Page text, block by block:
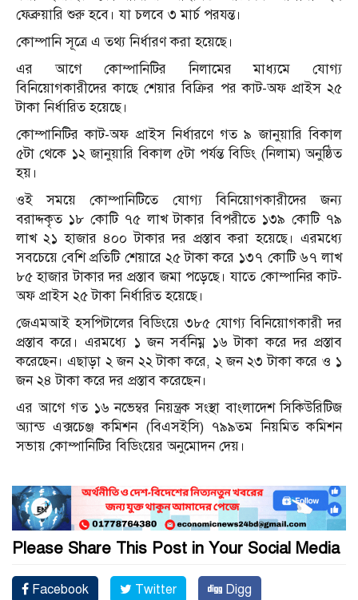
ফেব্রুয়ারি শুরু হবে। যা চলবে ৩ মার্চ পরযন্ত।
কোম্পানি সূত্রে এ তথ্য নির্ধারণ করা হয়েছে।
এর আগে কোম্পানিটির নিলামের মাধ্যমে যোগ্য
বিনিয়োগকারীদের কাছে শেয়ার বিক্রির পর কাট-অফ প্রাইস ২৫
টাকা নির্ধারিত হয়েছে।
কোম্পানিটির কাট-অফ প্রাইস নির্ধারণে গত ৯ জানুয়ারি বিকাল
৫টা থেকে ১২ জানুয়ারি বিকাল ৫টা পর্যন্ত বিডিং (নিলাম) অনুষ্ঠিত
হয়।
ওই সময়ে কোম্পানিটিতে যোগ্য বিনিয়োগকারীদের জন্য
বরাদ্দকৃত ১৮ কোটি ৭৫ লাখ টাকার বিপরীতে ১৩৯ কোটি ৭৯
লাখ ২১ হাজার ৪০০ টাকার দর প্রস্তাব করা হয়েছে। এরমধ্যে
সবচেয়ে বেশি প্রতিটি শেয়ারে ২৫ টাকা করে ১৩৭ কোটি ৬৭ লাখ
৮৫ হাজার টাকার দর প্রস্তাব জমা পড়েছে। যাতে কোম্পানির কাট-
অফ প্রাইস ২৫ টাকা নির্ধারিত হয়েছে।
জেএমআই হসপিটালের বিডিংয়ে ৩৮৫ যোগ্য বিনিয়োগকারী দর
প্রস্তাব করে। এরমধ্যে ১ জন সর্বনিম্ন ১৬ টাকা করে দর প্রস্তাব
করেছেন। এছাড়া ২ জন ২২ টাকা করে, ২ জন ২৩ টাকা করে ও ১
জন ২৪ টাকা করে দর প্রস্তাব করেছেন।
এর আগে গত ১৬ নভেম্বর নিয়ন্ত্রক সংস্থা বাংলাদেশ সিকিউরিটিজ
অ্যান্ড এক্সচেঞ্জ কমিশন (বিএসইসি) ৭৯৯তম নিয়মিত কমিশন
সভায় কোম্পানিটির বিডিংয়ের অনুমোদন দেয়।
Please Share This Post in Your Social Media
Facebook Twitter Digg